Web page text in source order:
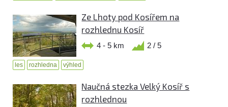
Ze Lhoty pod Kosířem na
rozhlednu Kosíř
4 - 5 km 2 / 5
les rozhledna výhled
Naučná stezka Velký Kosíř s
rozhlednou